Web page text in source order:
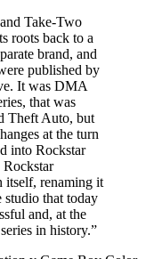
Take-Two
roots back to a
brand, and
published by
It was DMA
that was
Theft Auto, but
at the turn
into Rockstar
Rockstar
itself, renaming it
studio that today
and, at the
in history.”